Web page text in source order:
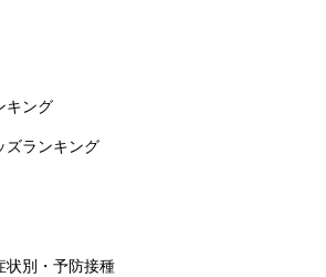
キング
ズランキング
状別・予防接種